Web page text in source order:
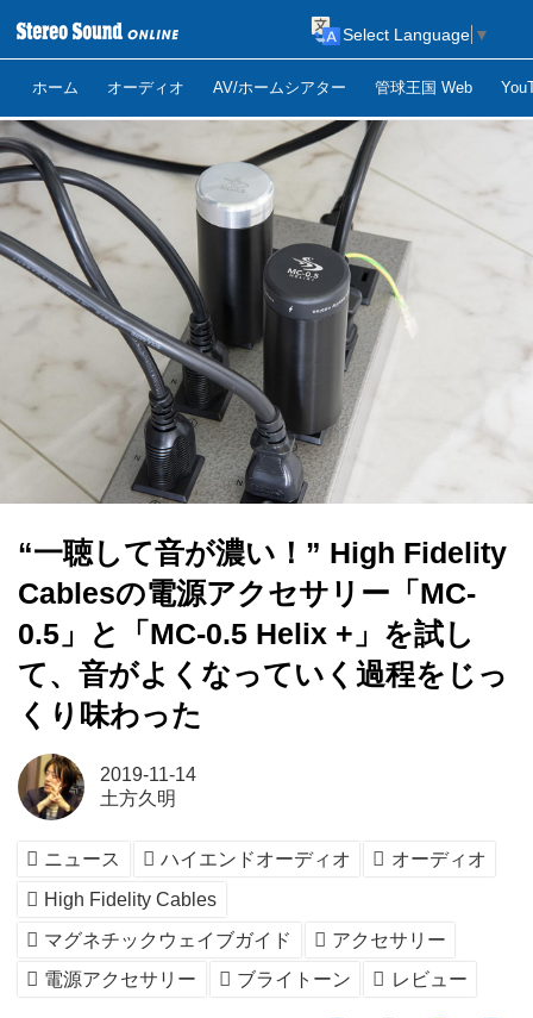
ホーム オーディオ AV/ホームシアター 管球王国 Web
Select Language ▼
“一聴して音が濃い！” High Fidelity
Cablesの電源アクセサリー「MC-
0.5」と「MC-0.5 Helix +」を試し
て、音がよくなっていく過程をじっ
くり味わった
2019-11-14
土方久明
ニュース ハイエンドオーディオ
オーディオ
High Fidelity Cables
マグネチックウェイブガイド
アクセサリー
電源アクセサリー
ブライトーン レビュー